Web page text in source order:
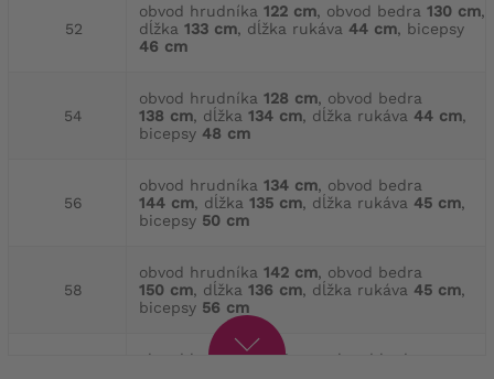
52
obvod hrudníka 122 cm, obvod bedra 130 cm,
dĺžka 133 cm, dĺžka rukáva 44 cm, bicepsy
46 cm
54
obvod hrudníka 128 cm, obvod bedra
138 cm, dĺžka 134 cm, dĺžka rukáva 44 cm,
bicepsy 48 cm
56
obvod hrudníka 134 cm, obvod bedra
144 cm, dĺžka 135 cm, dĺžka rukáva 45 cm,
bicepsy 50 cm
58
obvod hrudníka 142 cm, obvod bedra
150 cm, dĺžka 136 cm, dĺžka rukáva 45 cm,
bicepsy 56 cm
obvod hrudníka 148 cm
, obvod bedra